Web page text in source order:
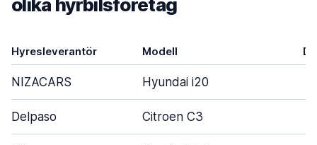
olika hyrbilsföretag
Hyresleverantör Modell
NIZACARS Hyundai i20
Delpaso Citroen C3